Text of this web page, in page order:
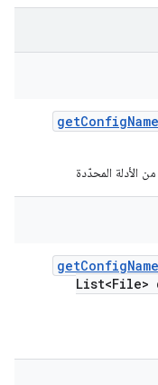
getConfig
الأدلة المحدّدة
getConfig
List<File>